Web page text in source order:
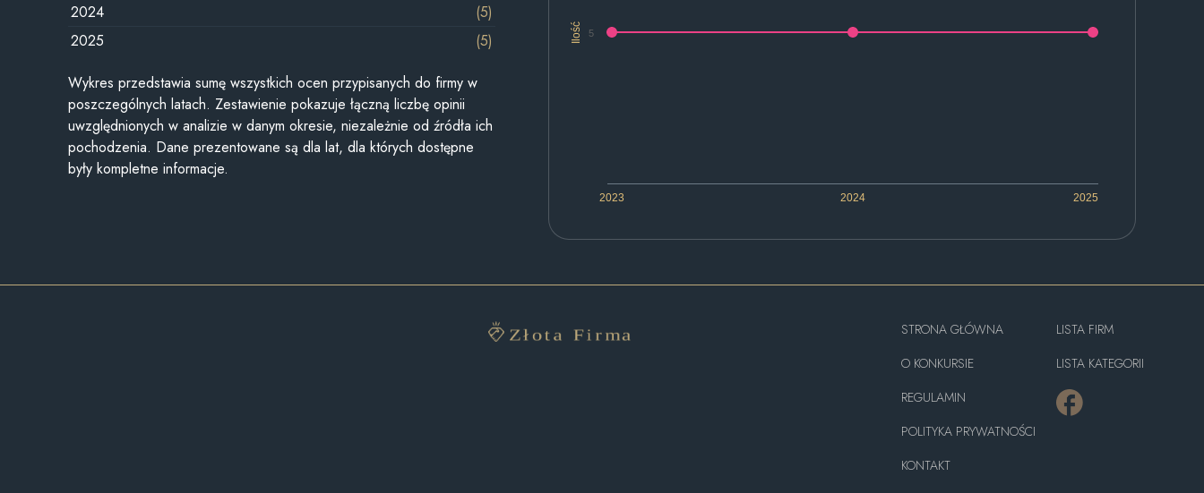
Ilość
2023 2024 2025
5
2024
(5)
2025
(5)
Wykres przedstawia sumę wszystkich ocen przypisanych do firmy w
poszczególnych latach. Zestawienie pokazuje łączną liczbę opinii
uwzględnionych w analizie w danym okresie, niezależnie od źródła ich
pochodzenia. Dane prezentowane są dla lat, dla których dostępne
były kompletne informacje.
STRONA GŁÓWNA
O KONKURSIE
REGULAMIN
POLITYKA PRYWATNOŚCI
KONTAKT
LISTA FIRM
LISTA KATEGORII